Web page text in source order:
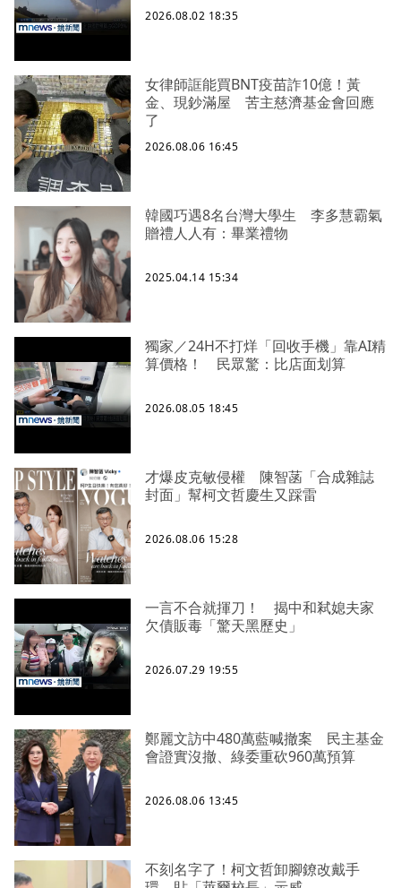
2026.08.02 18:35
女律師誆能買BNT疫苗詐10億！黃
金、現鈔滿屋 苦主慈濟基金會回應
了
2026.08.06 16:45
韓國巧遇8名台灣大學生 李多慧霸氣
贈禮人人有：畢業禮物
2025.04.14 15:34
獨家／24H不打烊「回收手機」靠AI精
算價格！ 民眾驚：比店面划算
2026.08.05 18:45
才爆皮克敏侵權 陳智菡「合成雜誌
封面」幫柯文哲慶生又踩雷
2026.08.06 15:28
一言不合就揮刀！ 揭中和弒媳夫家
欠債販毒「驚天黑歷史」
2026.07.29 19:55
鄭麗文訪中480萬藍喊撤案 民主基金
會證實沒撤、綠委重砍960萬預算
2026.08.06 13:45
不刻名字了！柯文哲卸腳鐐改戴手